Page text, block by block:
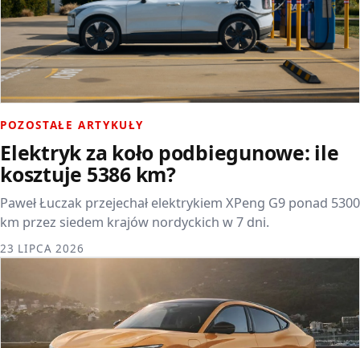
POZOSTAŁE ARTYKUŁY
Elektryk za koło podbiegunowe: ile
kosztuje 5386 km?
Paweł Łuczak przejechał elektrykiem XPeng G9 ponad 5300
km przez siedem krajów nordyckich w 7 dni.
23 LIPCA 2026